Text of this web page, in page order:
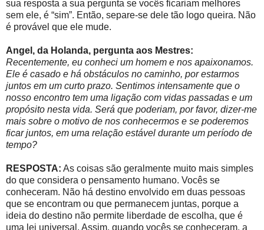
sua resposta a sua pergunta se vocês ficariam melhores
sem ele, é “sim”. Então, separe-se dele tão logo queira. Não
é provável que ele mude.
Angel, da Holanda, pergunta aos Mestres:
Recentemente, eu conheci um homem e nos apaixonamos.
Ele é casado e há obstáculos no caminho, por estarmos
juntos em um curto prazo. Sentimos intensamente que o
nosso encontro tem uma ligação com vidas passadas e um
propósito nesta vida. Será que poderiam, por favor, dizer-me
mais sobre o motivo de nos conhecermos e se poderemos
ficar juntos, em uma relação estável durante um período de
tempo?
RESPOSTA: As coisas são geralmente muito mais simples
do que considera o pensamento humano. Vocês se
conheceram. Não há destino envolvido em duas pessoas
que se encontram ou que permanecem juntas, porque a
ideia do destino não permite liberdade de escolha, que é
uma lei universal. Assim, quando vocês se conheceram, a